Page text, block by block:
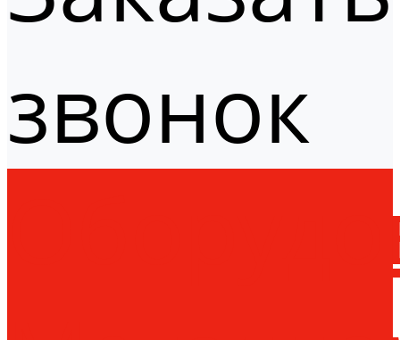
звонок